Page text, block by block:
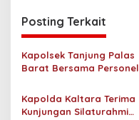
a
s
i
o
Posting Terkait
Kapolsek Tanjung Palas
Barat Bersama Personel
Salurkan Beras SPHP
Kepada Masyarakat
Kapolda Kaltara Terima
Kunjungan Silaturahmi